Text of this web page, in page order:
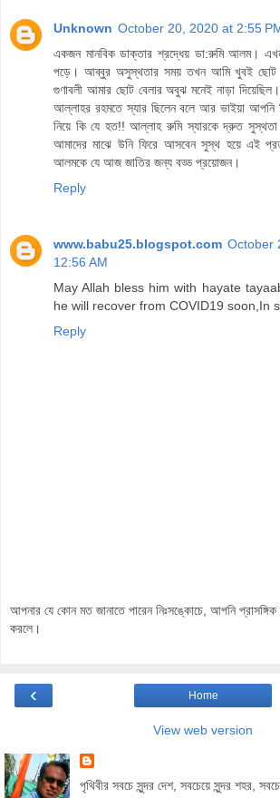
Unknown October 20, 2020 at 2:55
একজন মানবিক ডাক্তার শ্রদ্ধেয় ডা:রুমি আলম।
পড়ে। আব্বুর অসুস্থতার সময় তখন আমি খুবই ছোট
গুণাবলী আমার ছোট বেলার অবুঝ মনেই নাড়া
আল্লাহর রহমতে স্যার ছিলেন বলে আর ভাইয়া আপনি
নিয়ে কি যে হত!! আল্লাহ রুমি স্যারকে দ্রুত
আমাদের মাঝে উনি ফিরে আসবেন সুস্থ হয়ে এই
আলমকে যে আজ জাতির জন্য বড্ড প্রয়োজন।
Reply
www.babu25.blogspot.com October
12:56 AM
May Allah bless him with hayate
he will recover from COVID19 soon,In
Reply
আপনার যে কোন মত জানাতে পারেন নিঃসঙ্কোচে, আপনি প্রাসঙ্গিক
করলে।
‹ Home
View web version
পৃথিবীর সবচে সুন্দর দেশ, সবচেয়ে সুন্দর শহর,